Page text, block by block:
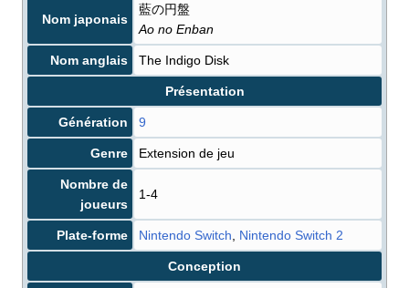
Nom japonais
藍の円盤
Ao no Enban
Nom anglais The Indigo Disk
Présentation
Génération 9
Genre Extension de jeu
Nombre de
joueurs
1-4
Plate-forme Nintendo Switch Nintendo Switch 2
Conception